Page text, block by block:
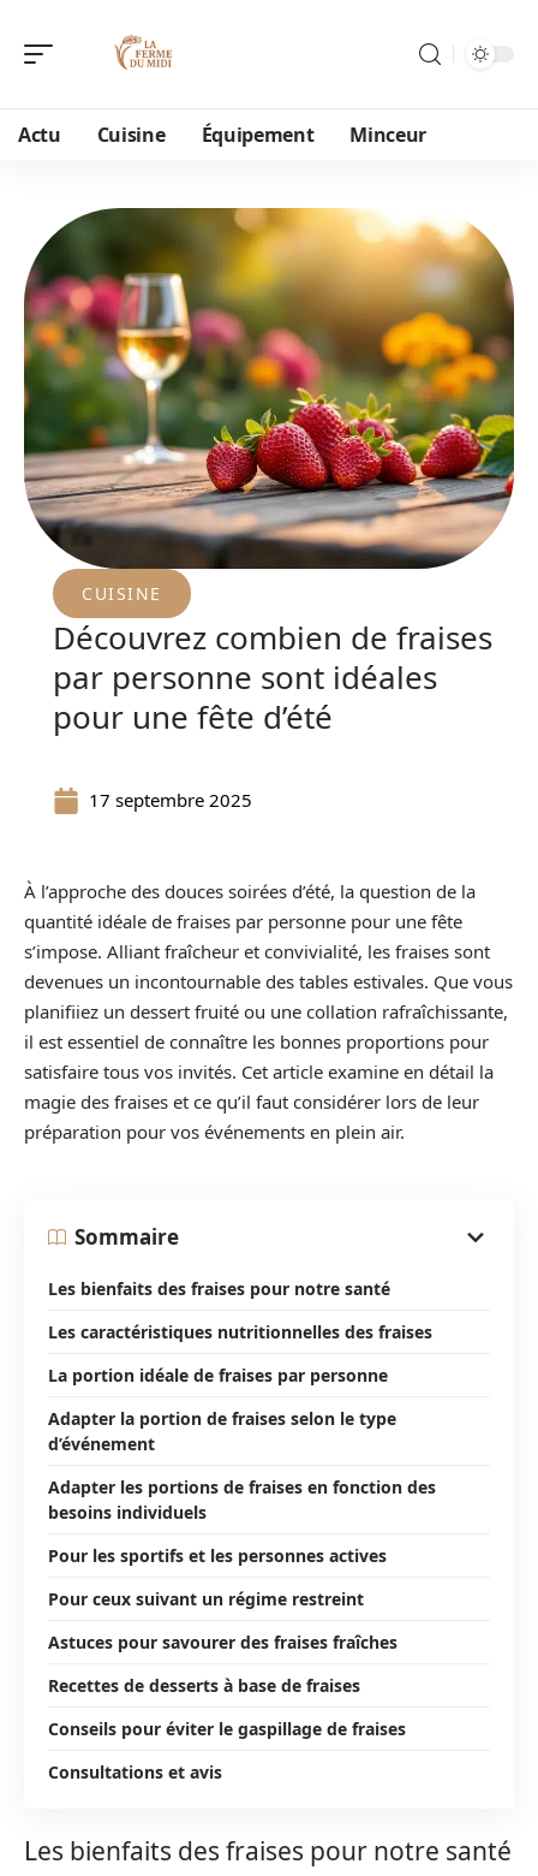
Actu Cuisine Équipement Minceur
CUISINE
Découvrez combien de fraises
par personne sont idéales
pour une fête d’été
17 septembre 2025
À l’approche des douces soirées d’été, la question de la
quantité idéale de fraises par personne pour une fête
s’impose. Alliant fraîcheur et convivialité, les fraises sont
devenues un incontournable des tables estivales. Que vous
planifiiez un dessert fruité ou une collation rafraîchissante,
il est essentiel de connaître les bonnes proportions pour
satisfaire tous vos invités. Cet article examine en détail la
magie des fraises et ce qu’il faut considérer lors de leur
préparation pour vos événements en plein air.
Sommaire
Les bienfaits des fraises pour notre santé
Les caractéristiques nutritionnelles des fraises
La portion idéale de fraises par personne
Adapter la portion de fraises selon le type
d’événement
Adapter les portions de fraises en fonction des
besoins individuels
Pour les sportifs et les personnes actives
Pour ceux suivant un régime restreint
Astuces pour savourer des fraises fraîches
Recettes de desserts à base de fraises
Conseils pour éviter le gaspillage de fraises
Consultations et avis
Les bienfaits des fraises pour notre santé